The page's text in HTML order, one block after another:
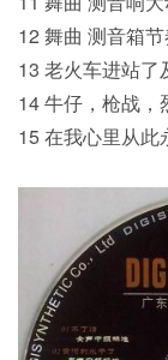
12 舞曲 测音箱
13 老火车进站
14 牛仔，枪战，
15 在我心里从此